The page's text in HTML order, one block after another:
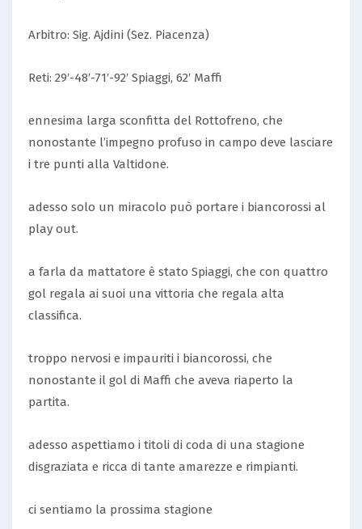
Arbitro: Sig. Ajdini (Sez. Piacenza)
Reti: 29′-48′-71′-92′ Spiaggi, 62′ Maffi
ennesima larga sconfitta del Rottofreno, che
nonostante l’impegno profuso in campo deve lasciare
i tre punti alla Valtidone.
adesso solo un miracolo può portare i biancorossi al
play out.
a farla da mattatore è stato Spiaggi, che con quattro
gol regala ai suoi una vittoria che regala alta
classifica.
troppo nervosi e impauriti i biancorossi, che
nonostante il gol di Maffi che aveva riaperto la
partita.
adesso aspettiamo i titoli di coda di una stagione
disgraziata e ricca di tante amarezze e rimpianti.
ci sentiamo la prossima stagione